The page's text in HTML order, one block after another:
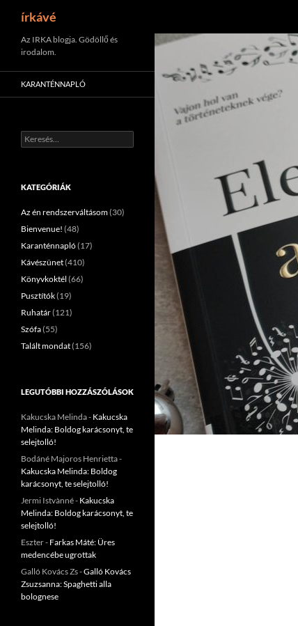
Tartalomhoz
írkávé
Az IRKA blogja. Gödöllő és
irodalom.
KARANTÉNNAPLÓ
Keresés:
KATEGÓRIÁK
Az én rendszerváltásom(30)
Bienvenue! (48)
Karanténnapló(17)
Kávészünet(410)
Könyvkoktél (66)
Pusztítók(19)
Ruhatár(121)
Szófa(55)
Talált mondat(156)
LEGUTÓBBI HOZZÁSZÓLÁSOK
Kakucska Melinda- Kakucska
Melinda: Boldog karácsonyt, te
selejtolló!
Bodáné Majoros Henrietta-
Kakucska Melinda: Boldog
karácsonyt, te selejtolló!
Jermi Istvànné- Kakucska
Melinda: Boldog karácsonyt, te
selejtolló!
Eszter- Farkas Máté: Üres
medencébe ugrottak
Galló Kovács Zs-Galló Kovács
Zsuzsanna: Spaghetti alla
bolognese